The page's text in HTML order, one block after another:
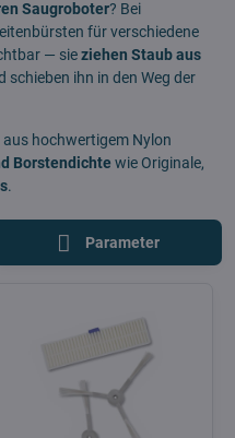
Saugroboter? Bei
für verschiedene
— sieziehen Staub aus
schieben ihn in den Weg der
hochwertigem Nylon
Borstendichte wie Originale,
.
Parameter